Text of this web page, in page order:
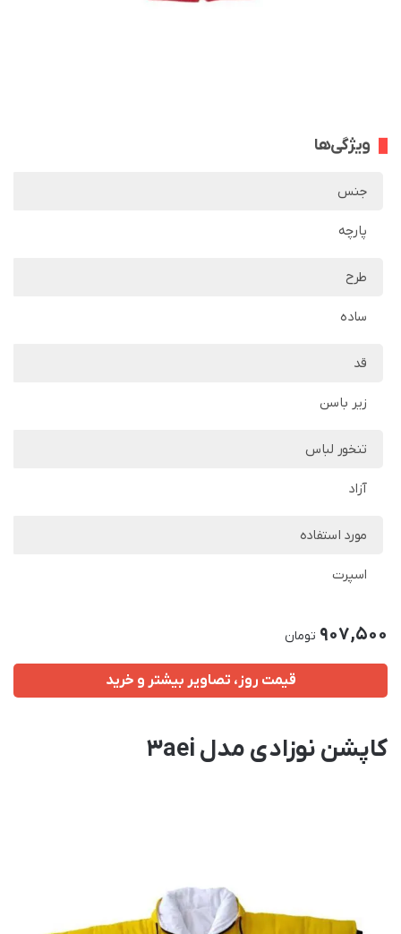
ویژگی‌ها
جنس
پارچه
طرح
ساده
قد
زیر باسن
تنخور لباس
آزاد
مورد استفاده
اسپرت
907,500 تومان
قیمت روز، تصاویر بیشتر و خرید
کاپشن نوزادی مدل 3aei